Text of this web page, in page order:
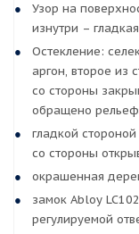
Узор на
изнутри – гладкая
Остекление:
аргон, второе из
со стороны
обращено
гладкой
со стороны
окрашенная
замок Abloy
регулируемой